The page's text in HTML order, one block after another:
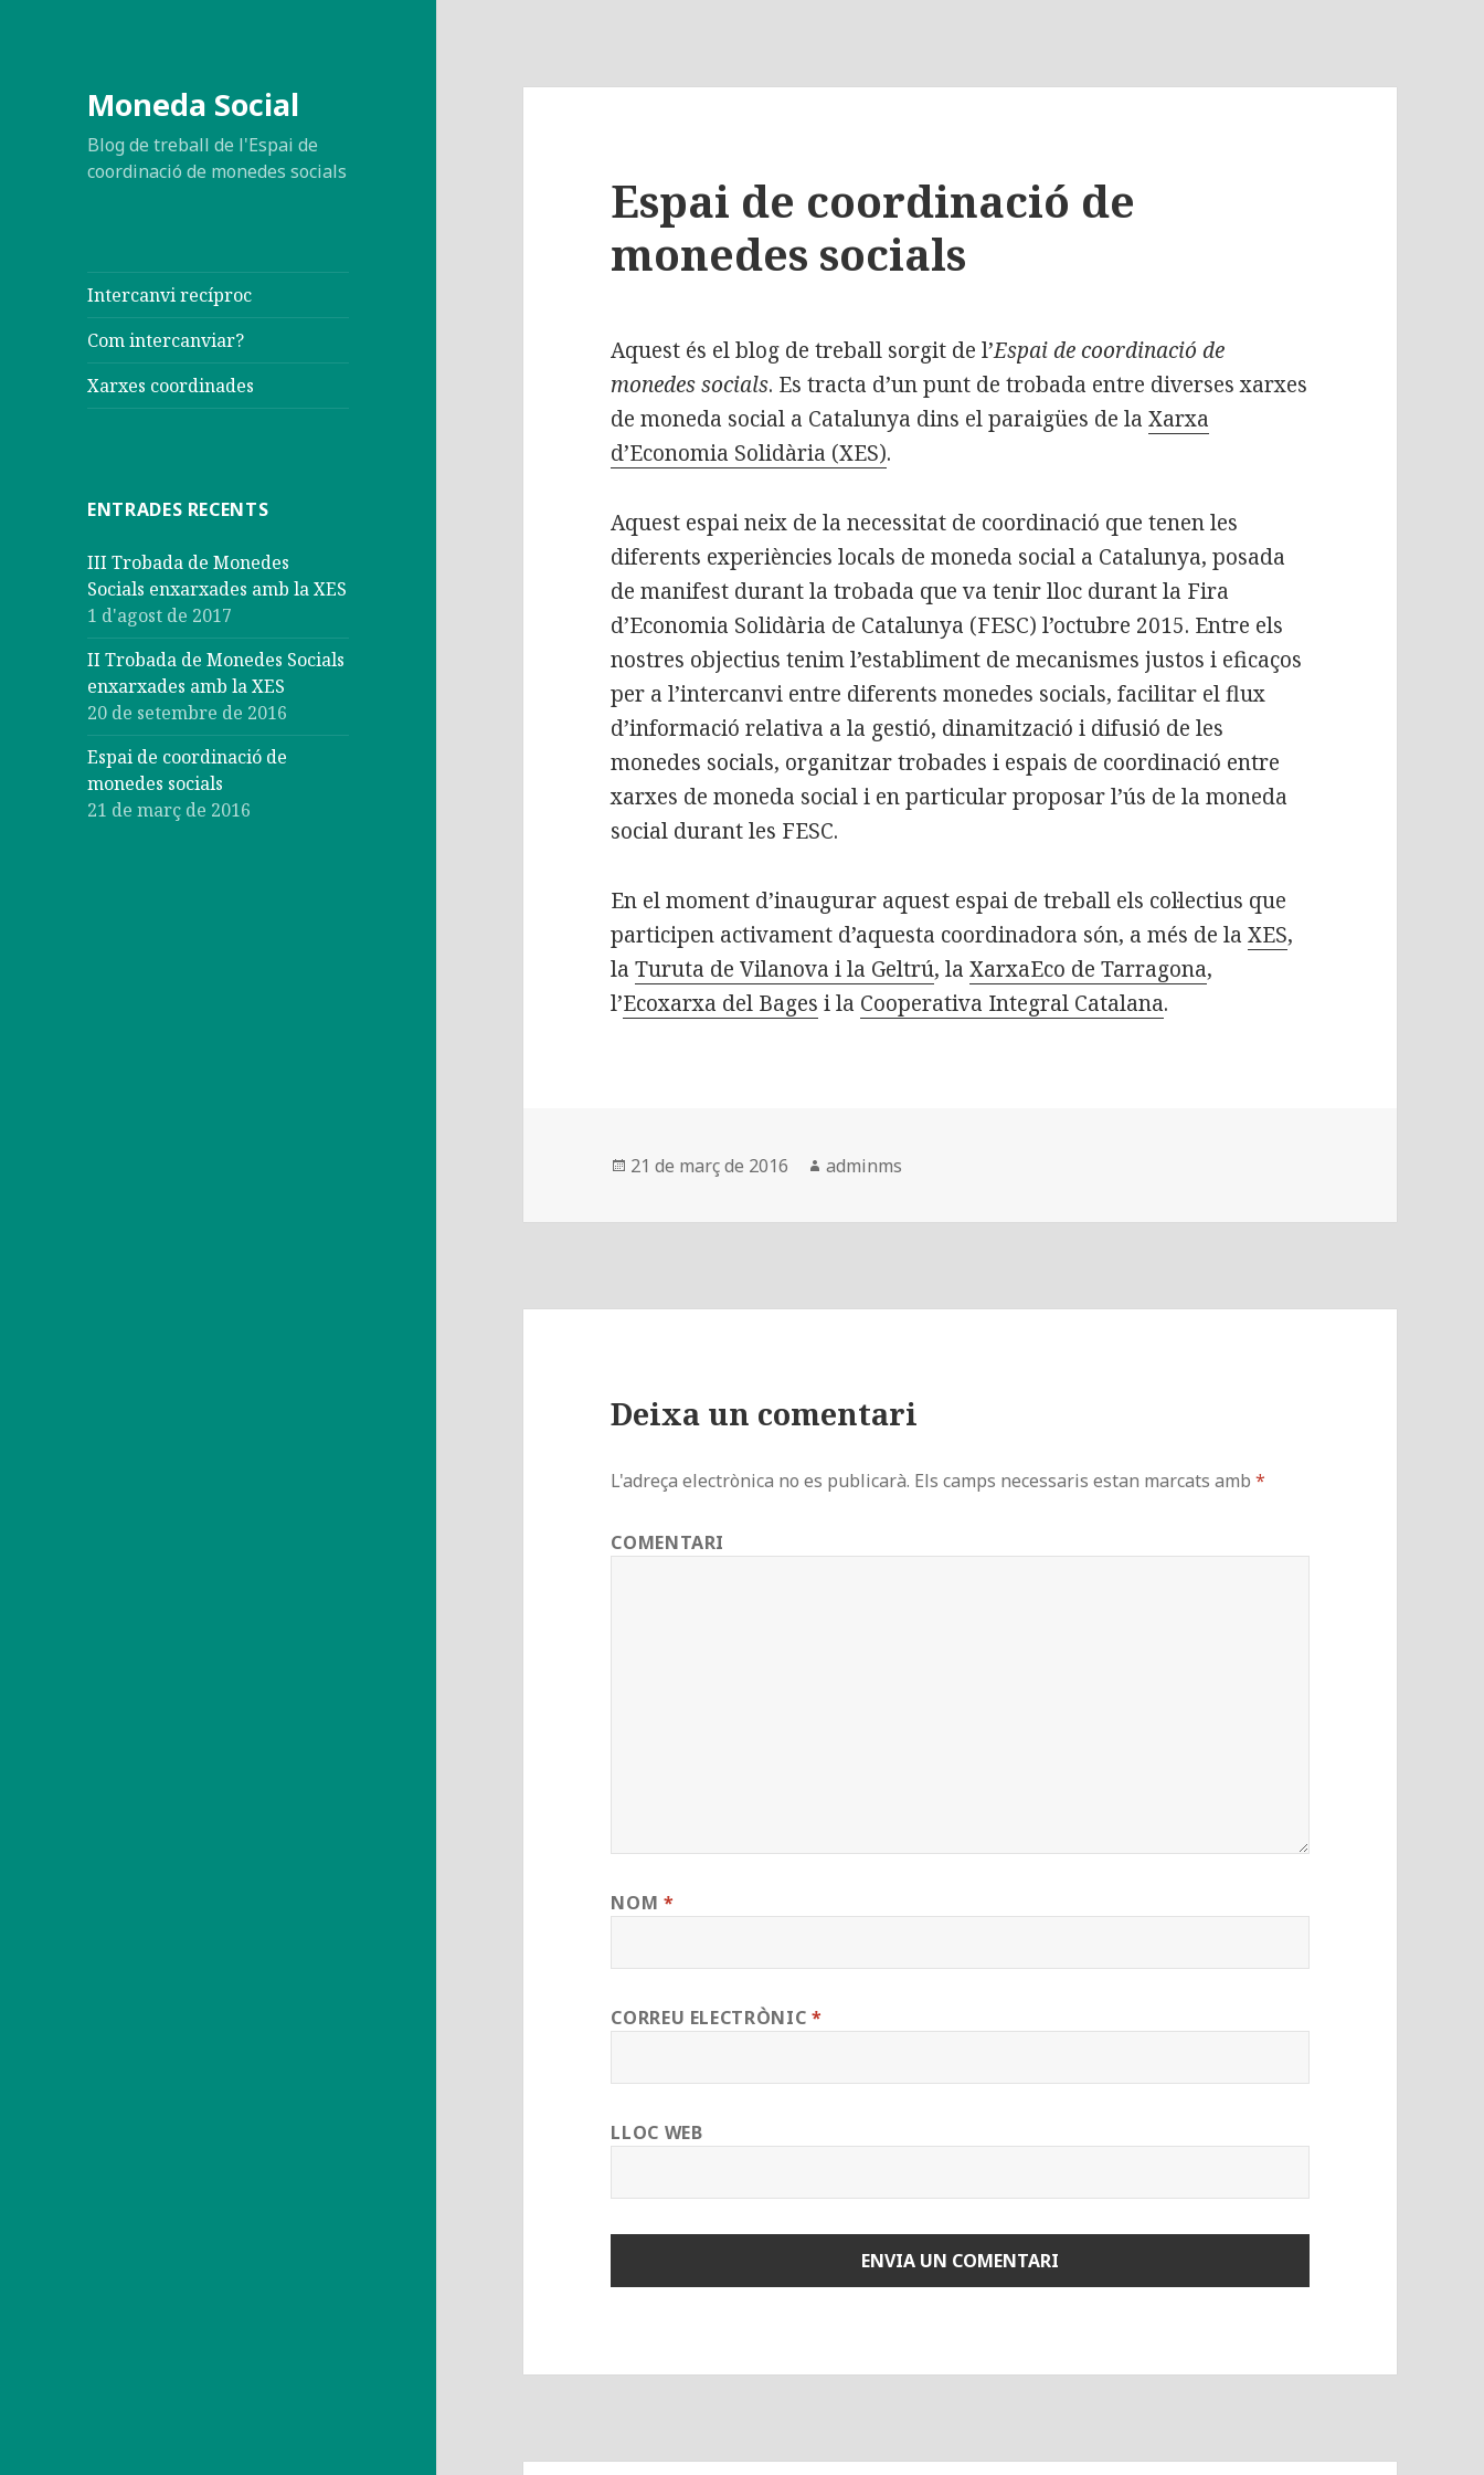
Moneda Social
Blog de treball de l'Espai de
coordinació de monedes socials
Intercanvi recíproc
Com intercanviar?
Xarxes coordinades
ENTRADES RECENTS
III Trobada de Monedes
Socials enxarxades amb la XES
1 d'agost de 2017
II Trobada de Monedes Socials
enxarxades amb la XES
20 de setembre de 2016
Espai de coordinació de
monedes socials
21 de març de 2016
Espai de coordinació de
monedes socials
Aquest és el blog de treball sorgit de l’Espai de coordinació de
monedes socials. Es tracta d’un punt de trobada entre diverses xarxes
de moneda social a Catalunya dins el paraigües de laXarxa
d’Economia Solidària (XES).
Aquest espai neix de la necessitat de coordinació que tenen les
diferents experiències locals de moneda social a Catalunya, posada
de manifest durant la trobada que va tenir lloc durant la Fira
d’Economia Solidària de Catalunya (FESC) l’octubre 2015. Entre els
nostres objectius tenim l’establiment de mecanismes justos i eficaços
per a l’intercanvi entre diferents monedes socials, facilitar el flux
d’informació relativa a la gestió, dinamització i difusió de les
monedes socials, organitzar trobades i espais de coordinació entre
xarxes de moneda social i en particular proposar l’ús de la moneda
social durant les FESC.
En el moment d’inaugurar aquest espai de treball els col·lectius que
participen activament d’aquesta coordinadora són, a més de laXES,
laTuruta de Vilanova i la Geltrú, laXarxaEco de Tarragona,
l’Ecoxarxa del Bages i la Cooperativa Integral Catalana.
Publicat
21 de març de 2016 Autor
adminms
Deixa un comentari
L'adreça electrònica no es publicarà. Els camps necessaris estan marcats amb*
COMENTARI
NOM *
CORREU ELECTRÒNIC *
LLOC WEB